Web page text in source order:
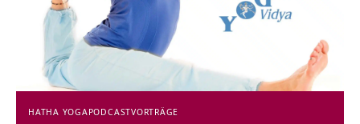
HATHA YOGAPODCASTVORTRÄGE